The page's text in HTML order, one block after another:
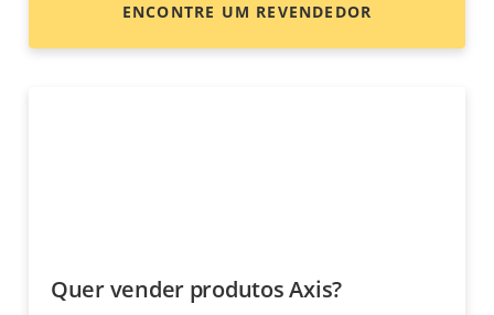
ENCONTRE UM REVENDEDOR
Quer vender produtos Axis?